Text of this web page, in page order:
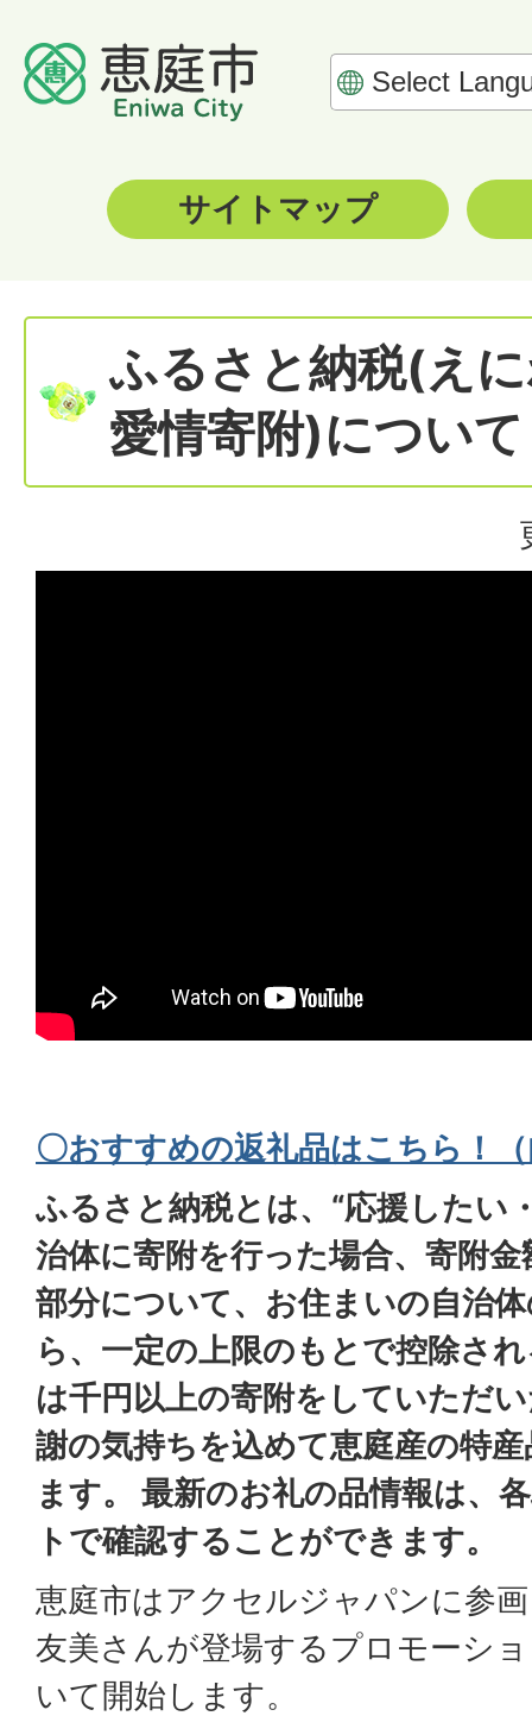
サイトマップ
ふるさと納税(え
愛情寄附)について
〇おすすめの返礼品はこちら！
ふるさと納税とは、“応援したい
治体に寄附を行った場合、寄附
部分について、お住まいの自治
ら、一定の上限のもとで控除さ
は千円以上の寄附をしていただ
謝の気持ちを込めて恵庭産の特
ます。 最新のお礼の品情報は、
トで確認することができます。
恵庭市はアクセルジャパンに参
友美さんが登場するプロモーシ
いて開始します。